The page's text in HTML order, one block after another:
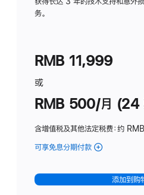
务。
RMB 11,999
或
RMB 500/月 (24
含增值税及其他法定税费：约
可享免息分期付款 (Studio
-
标
添加到购